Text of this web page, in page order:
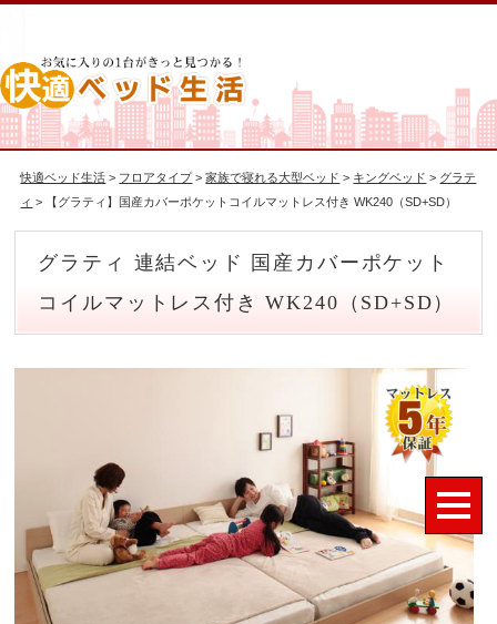
快適ベッド生活 > フロアタイプ >家族で寝れる大型ベッド > キングベッド > グラテ
ィ > 【グラティ】国産カバーポケットコイルマットレス付き WK240（SD+SD）
グラティ 連結ベッド 国産カバーポケット
コイルマットレス付き WK240（SD+SD）